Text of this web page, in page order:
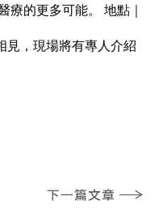
療的更多可能。
地點｜
見，現場將有專人介紹